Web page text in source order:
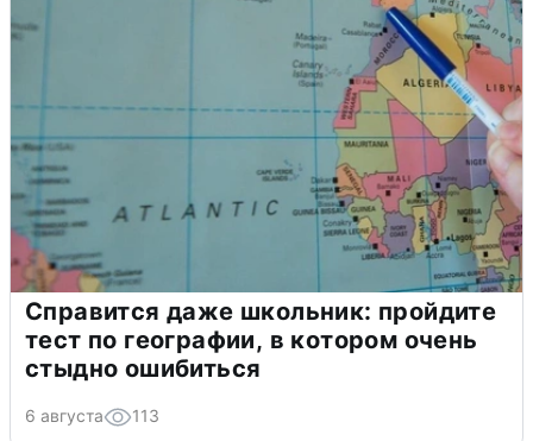
Справится даже школьник: пройдите
тест по географии, в котором очень
стыдно ошибиться
6 августа 113